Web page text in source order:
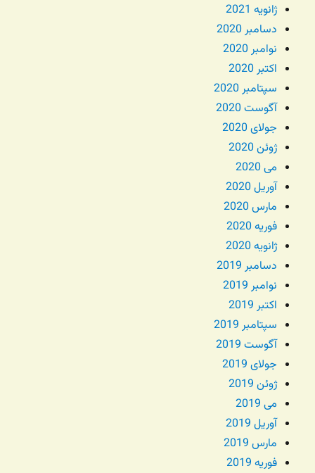
ژانویه 2021
دسامبر 2020
نوامبر 2020
اکتبر 2020
سپتامبر 2020
آگوست 2020
جولای 2020
ژوئن 2020
می 2020
آوریل 2020
مارس 2020
فوریه 2020
ژانویه 2020
دسامبر 2019
نوامبر 2019
اکتبر 2019
سپتامبر 2019
آگوست 2019
جولای 2019
ژوئن 2019
می 2019
آوریل 2019
مارس 2019
فوریه 2019